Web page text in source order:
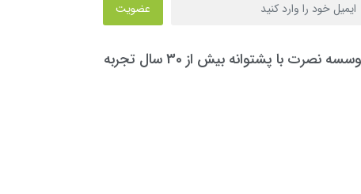
عضویت
نصرت با پشتوانه بیش از 30 سال تجربه